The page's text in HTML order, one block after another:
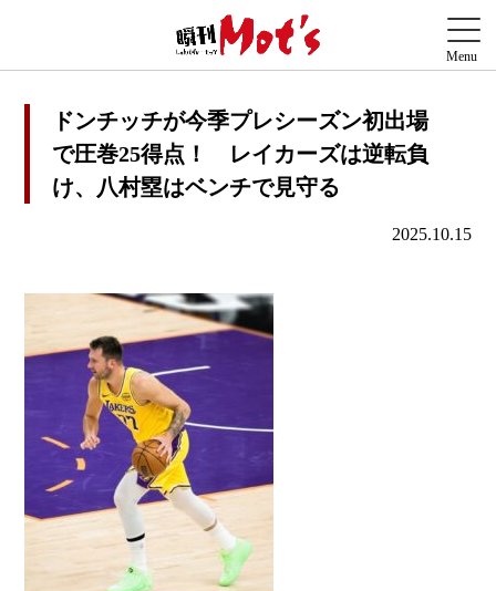
ドンチッチが今季プレシーズン初出場
で圧巻25得点！ レイカーズは逆転負
け、八村塁はベンチで見守る
2025.10.15